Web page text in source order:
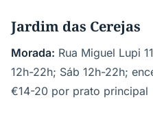
Jardim das Cerejas
Morada: Rua Miguel Lupi
12h-22h; Sáb 12h-22h;
€14-20 por prato principal